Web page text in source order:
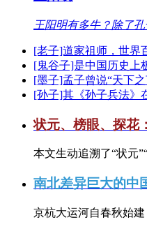
王阳明有多牛？除了
[老子]道家祖师，世界
[鬼谷子]是中国历史上
[墨子]孟子曾说“天下
[孙子]其《孙子兵法》
状元、榜眼、探花
本文生动追溯了“状元
南北差异巨大的中
京杭大运河自春秋始